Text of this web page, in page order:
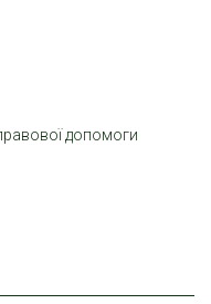
допомоги